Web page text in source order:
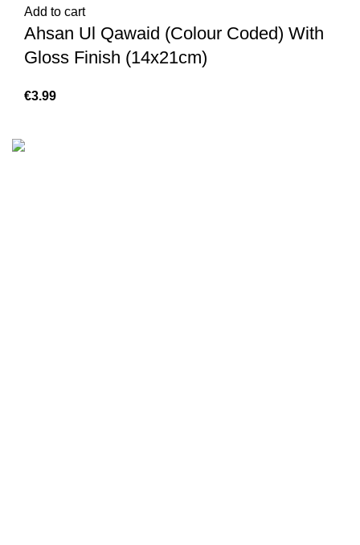
Add to cart
Ahsan Ul Qawaid (Colour Coded) With
Gloss Finish (14x21cm)
€